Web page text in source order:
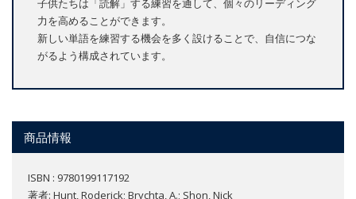
子供たちは「読解」する練習を通して、個々のリーディング
力を高めることができます。
新しい単語を練習する機会を多く設けることで、自信につな
がるよう構成されています。
商品情報
ISBN : 9780199117192
著者: Hunt, Roderick; Brychta, A.; Shon, Nick